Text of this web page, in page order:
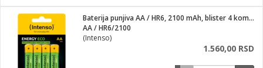
Baterija punjiva AA / HR6, 2100 mAh, blister 4 komada
AA / HR6/2100
(Intenso)
1.560,00 RSD